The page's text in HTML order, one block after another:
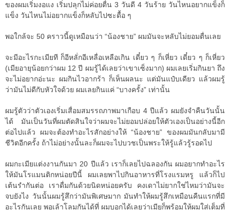
ของผมเริ่มงอแง เริ่มปลุกไม่ค่อยตื่น 3 วันดี 4 วันร้าย วันไหนอยากแข็งก็
แข็ง วันไหนไม่อยากแข็งก็หลับไปซะดื้อ ๆ
พอใกล้จะ 50 คราวนี้ดูเหมือนว่า “น้องชาย” ผมมันจะหลับไม่ยอมตื่นเลย
จะมีอะไรกะเมียที ก็อีหลั่กอีเหลื่อเหลือเกิน เดี๋ยว ๆ ก็เหี่ยว เดี๋ยว ๆ ก็เหี่ยว
(เมียอายุน้อยกว่าผม 12 ปี ผมรู้ได้เลยว่าเขาเซ็งมาก) ผมเลยเริ่มกินยา ถึง
จะไม่อยากอ่ะนะ ผมกินไวอากร้า ก็เห็นผลนะ แต่มันแป๋บเดียว แล้วผมรู้
ว่ามันไม่ดีกับหัวใจด้วย ผมเลยกินแค่ “บางครั้ง” เท่านั้น
ผมรู้ตัวว่าตัวเองเริ่มเสื่อมสมรรถภาพมาเกือบ 4 ปีแล้ว ผมยังจำคืนวันนั้น
ได้ มันเป็นวันที่ผมตัดสินใจว่าผมจะไม่ยอมปล่อยให้ตัวเองเป็นอย่างนี้อีก
ต่อไปแล้ว ผมจะต้องทำอะไรสักอย่างให้ “น้องชาย” ของผมมันกลับมามี
ชีวิตอีกครั้ง ถ้าไม่อย่างนั้นละก็ผมจะไปบวชเป็นพระให้รู้แล้วรู้รอดไป
ผมกะเมียแต่งงานกันมา 20 ปีแล้ว เราก็เลยไปฉลองกัน ผมอยากทำอะไร
ให้มันโรแมนติกหน่อยปีนี้ ผมเลยพาไปกินอาหารที่โรงแรมหรู แล้วก็ไป
เต้นรำกันต่อ เราดื่มกันด้วยนิดหน่อยครับ คงเดาไม่ยากใช่ไหมว่ามันจะ
จบยังไง วันนั้นผมรู้สึกว่ามันพิเศษมาก มันทำให้ผมรู้สึกเหมือนคืนแรกที่มี
อะไรกันเลย พอเล้าโลมกันได้ที่ ผมบอกได้เลยว่าเมียก็พร้อมให้ผมใส่เต็มที่